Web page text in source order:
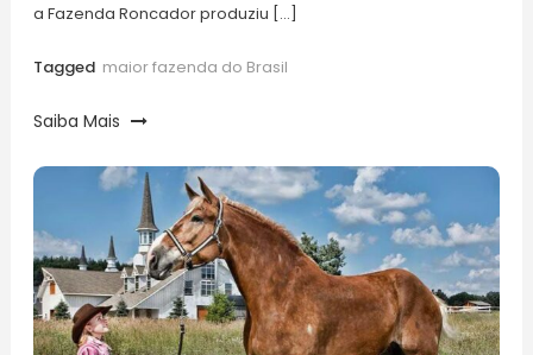
a Fazenda Roncador produziu […]
Tagged maior fazenda do Brasil
Saiba Mais